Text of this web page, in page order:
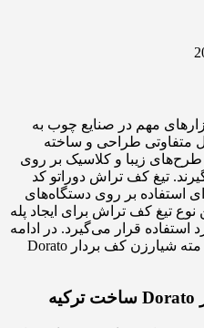
مهم در صنایع چوب به
متفاوتی طراحی و ساخته
طرح‌های زیبا و کلاسیک بر روی
تیغ کف تراش دوراتو کد
برای استفاده بر روی دستگاه‌های
تیغ کف تراش برای ایجاد پله
استفاده قرار می‌گیرد. در ادامه
مطلب با ویژگی و مشخصات فنی مته شیارزن کف بردار Dorato